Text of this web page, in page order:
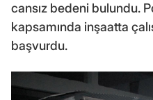
cansız bedeni bulundu.
kapsamında inşaatta
başvurdu.